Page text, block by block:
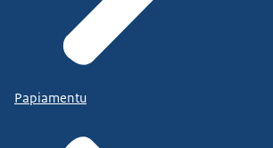
Papiamentu